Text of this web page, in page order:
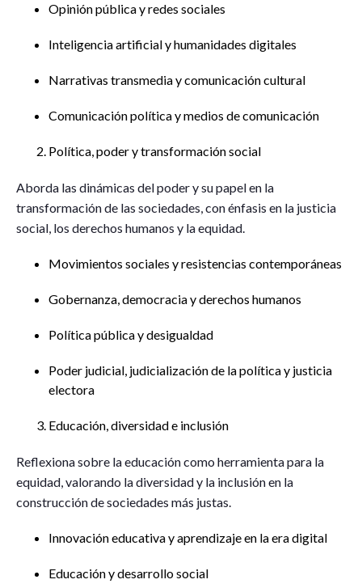
Opinión pública y redes sociales
Inteligencia artificial y humanidades digitales
Narrativas transmedia y comunicación cultural
Comunicación política y medios de comunicación
Política, poder y transformación social
Aborda las dinámicas del poder y su papel en la
transformación de las sociedades, con énfasis en la justicia
social, los derechos humanos y la equidad.
Movimientos sociales y resistencias contemporáneas
Gobernanza, democracia y derechos humanos
Política pública y desigualdad
Poder judicial, judicialización de la política y justicia
electora
Educación, diversidad e inclusión
Reflexiona sobre la educación como herramienta para la
equidad, valorando la diversidad y la inclusión en la
construcción de sociedades más justas.
Innovación educativa y aprendizaje en la era digital
Educación y desarrollo social